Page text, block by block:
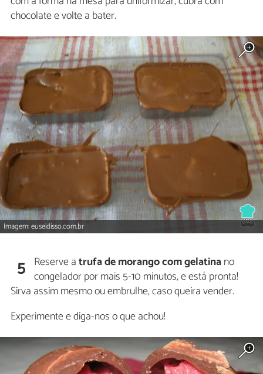
chocolate e volte a bater.
Imagem: euseidisso.com.br
5 Reserve atrufa de morango com gelatinano
congelador por mais 5-10 minutos, e está pronta!
Sirva assim mesmo ou embrulhe, caso queira vender.
Experimente e diga-nos o que achou!